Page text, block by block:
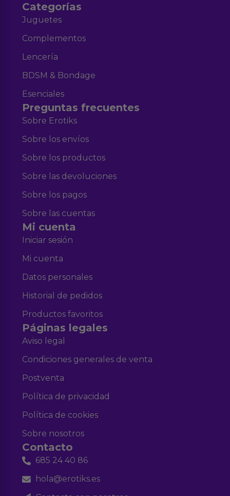
Categorías
Juguetes
Complementos
Lencería
BDSM & Bondage
Esenciales
Preguntas frecuentes
Sobre Erotiks
Sobre los envíos
Sobre los productos
Sobre las devoluciones
Sobre los pagos
Sobre las cuentas
Mi cuenta
Iniciar sesión
Mi cuenta
Datos personales
Historial de pedidos
Productos favoritos
Páginas legales
Aviso legal
Condiciones generales de venta
Postventa
Política de privacidad
Política de cookies
Sobre nosotros
Contacto
685 24 40 86
hola@erotiks.es